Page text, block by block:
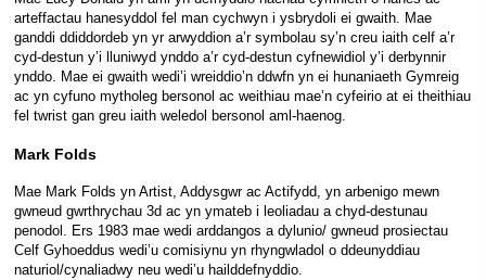
arteffactau hanesyddol fel man cychwyn i ysbrydoli ei gwaith. Mae
ganddi ddiddordeb yn yr arwyddion a’r symbolau sy’n creu iaith celf a’r
cyd-destun y’i lluniwyd ynddo a’r cyd-destun cyfnewidiol y’i derbynnir
ynddo. Mae ei gwaith wedi’i wreiddio’n ddwfn yn ei hunaniaeth Gymreig
ac yn cyfuno mytholeg bersonol ac weithiau mae’n cyfeirio at ei theithiau
fel twrist gan greu iaith weledol bersonol aml-haenog.
Mark Folds
Mae Mark Folds yn Artist, Addysgwr ac Actifydd, yn arbenigo mewn
gwneud gwrthrychau 3d ac yn ymateb i leoliadau a chyd-destunau
penodol. Ers 1983 mae wedi arddangos a dylunio/ gwneud prosiectau
Celf Gyhoeddus wedi’u comisiynu yn rhyngwladol o ddeunyddiau
naturiol/cynaliadwy neu wedi’u hailddefnyddio.